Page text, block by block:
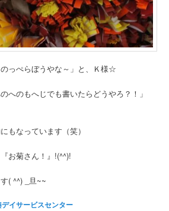
のっぺらぼうやな～」と、Ｋ様☆
へのもへじでも書いたらどうやろ？！」
もなっています（笑）
お菊さん！』!(^^)!
( ^^) _旦~~
デイサービスセンター